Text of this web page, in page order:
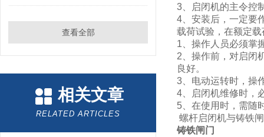
查看全部
相关文章
RELATED ARTICLES
3、启闭机的主令控
4、安装后，一定要
载荷试验，在额定
1、操作人员必须掌
2、操作前，对启闭
良好。
3、电动运转时，操
4、启闭机维修时，
5、在使用时，需随
螺杆启闭机与铸铁
铸铁闸门